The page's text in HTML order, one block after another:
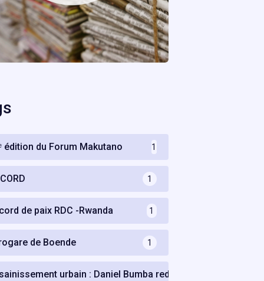
édition du Forum Makutano 1
1
de paix RDC -Rwanda 1
de Boende 1
urbain : Daniel Bumba redonne un nouveau